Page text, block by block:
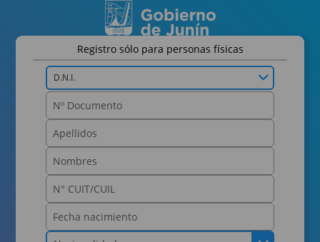
Registro sólo para personas físicas
D.N.I.